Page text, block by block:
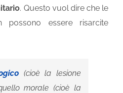
. Questo vuol dire che le
possono essere risarcite
(cioè la lesione
morale (cioè la